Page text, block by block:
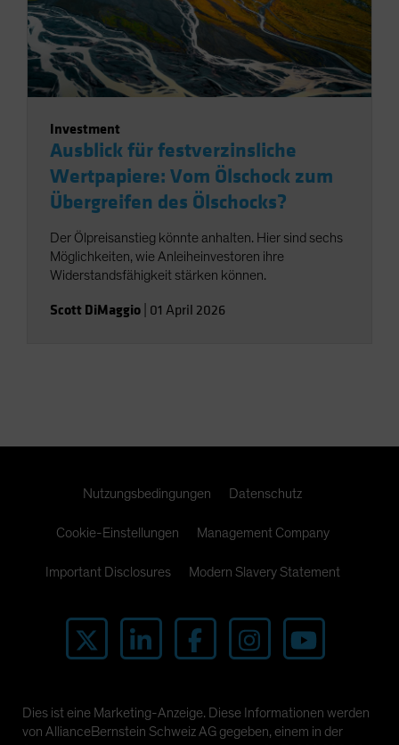
Investment
Ausblick für festverzinsliche
Wertpapiere: Vom Ölschock zum
Übergreifen des Ölschocks?
Der Ölpreisanstieg könnte anhalten. Hier sind sechs
Möglichkeiten, wie Anleiheinvestoren ihre
Widerstandsfähigkeit stärken können.
Scott DiMaggio 01 April 2026
Nutzungsbedingungen Datenschutz
Cookie-Einstellungen Management Company
Important Disclosures Modern Slavery Statement
Dies ist eine Marketing-Anzeige. Diese Informationen werden
von AllianceBernstein Schweiz AG gegeben, einem in der